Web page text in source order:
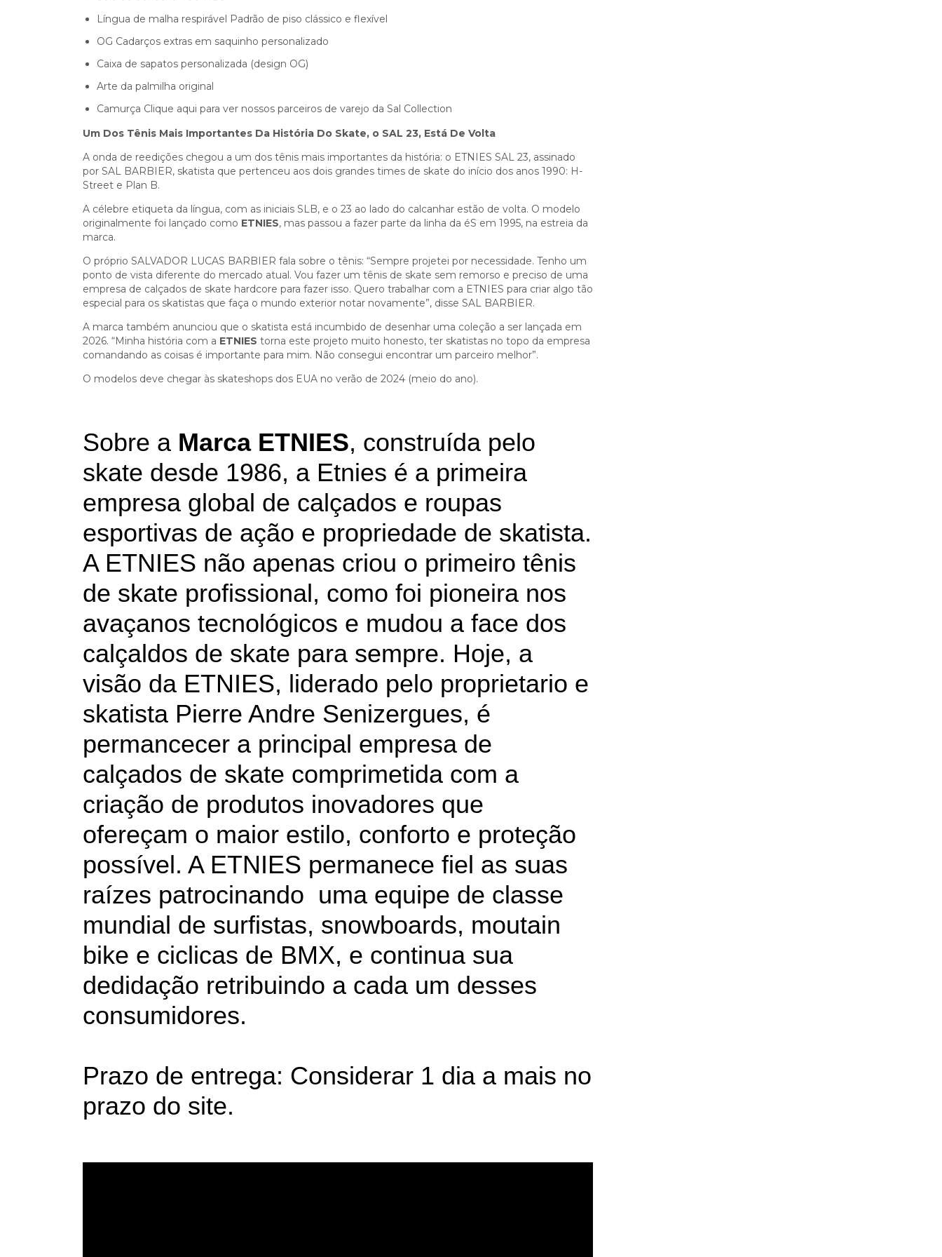
Língua de malha respirável Padrão de piso clássico e flexível
OG Cadarços extras em saquinho personalizado
Caixa de sapatos personalizada (design OG)
Arte da palmilha original
Camurça Clique aqui para ver nossos parceiros de varejo da Sal Collection
Um Dos Tênis Mais Importantes Da História Do Skate, o SAL 23, Está De Volta
A onda de reedições chegou a um dos tênis mais importantes da história: o ETNIES SAL 23, assinado
por SAL BARBIER, skatista que pertenceu aos dois grandes times de skate do início dos anos 1990: H-
Street e Plan B.
A célebre etiqueta da língua, com as iniciais SLB, e o 23 ao lado do calcanhar estão de volta. O modelo
originalmente foi lançado como ETNIES, mas passou a fazer parte da linha da éS em 1995, na estreia da
marca.
O próprio SALVADOR LUCAS BARBIER fala sobre o tênis: “Sempre projetei por necessidade. Tenho um
ponto de vista diferente do mercado atual. Vou fazer um tênis de skate sem remorso e preciso de uma
empresa de calçados de skate hardcore para fazer isso. Quero trabalhar com a ETNIES para criar algo tão
especial para os skatistas que faça o mundo exterior notar novamente”, disse SAL BARBIER.
A marca também anunciou que o skatista está incumbido de desenhar uma coleção a ser lançada em
2026. “Minha história com a ETNIES torna este projeto muito honesto, ter skatistas no topo da empresa
comandando as coisas é importante para mim. Não consegui encontrar um parceiro melhor”.
O modelos deve chegar às skateshops dos EUA no verão de 2024 (meio do ano).
Sobre a Marca ETNIES, construída pelo
skate desde 1986, a Etnies é a primeira
empresa global de calçados e roupas
esportivas de ação e propriedade de skatista.
A ETNIES não apenas criou o primeiro tênis
de skate profissional, como foi pioneira nos
avaçanos tecnológicos e mudou a face dos
calçaldos de skate para sempre. Hoje, a
visão da ETNIES, liderado pelo proprietario e
skatista Pierre Andre Senizergues, é
permancecer a principal empresa de
calçados de skate comprimetida com a
criação de produtos inovadores que
ofereçam o maior estilo, conforto e proteção
possível. A ETNIES permanece fiel as suas
raízes patrocinando uma equipe de classe
mundial de surfistas, snowboards, moutain
bike e ciclicas de BMX, e continua sua
dedidação retribuindo a cada um desses
consumidores.
Prazo de entrega: Considerar 1 dia a mais no
prazo do site.